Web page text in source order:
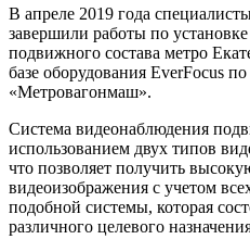
В апреле 2019 года
завершили работы по
подвижного состава метро
базе оборудования EverFocus
«Метровагонмаш».
Система видеонаблюдения
использованием двух типов
что позволяет получить
видеоизображения с учетом
подобной системы, которая
различного целевого